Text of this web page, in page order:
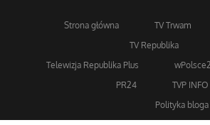
Strona główna TV Trwam
TV Republika
Telewizja Republika Plus
PR24
TVP INFO
Polityka